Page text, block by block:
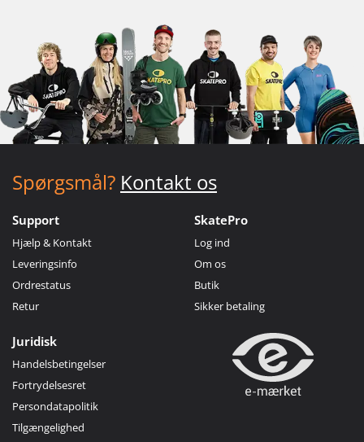
Spørgsmål? Kontakt os
Support
Hjælp & Kontakt
Leveringsinfo
Ordrestatus
Retur
SkatePro
Log ind
Om os
Butik
Sikker betaling
Juridisk
Handelsbetingelser
Fortrydelsesret
Persondatapolitik
Tilgængelighed